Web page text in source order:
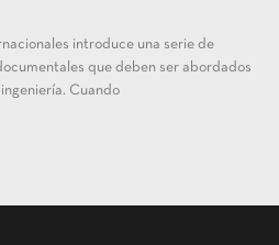
introduce una serie de
que deben ser abordados
Cuando